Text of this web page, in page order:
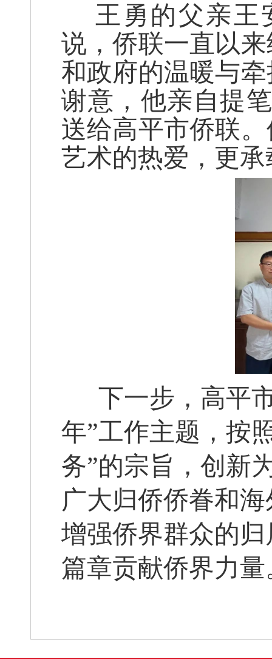
王勇的父亲王
说，侨联一直以
和政府的温暖与
谢意，他亲自提
送给高平市侨联
艺术的热爱，更
下一步，高平
年”工作主题，按
务”的宗旨，创新
广大归侨侨眷和
增强侨界群众的
篇章贡献侨界力量